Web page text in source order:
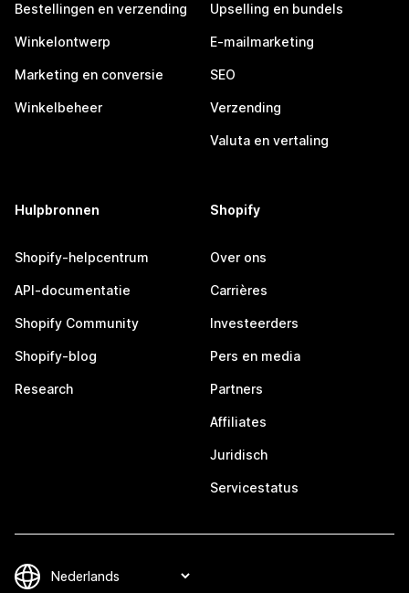
Bestellingen en verzending
Winkelontwerp
Marketing en conversie
Winkelbeheer
Upselling en bundels
E-mailmarketing
SEO
Verzending
Valuta en vertaling
Hulpbronnen
Shopify-helpcentrum
API-documentatie
Shopify Community
Shopify-blog
Research
Shopify
Over ons
Carrières
Investeerders
Pers en media
Partners
Affiliates
Juridisch
Servicestatus